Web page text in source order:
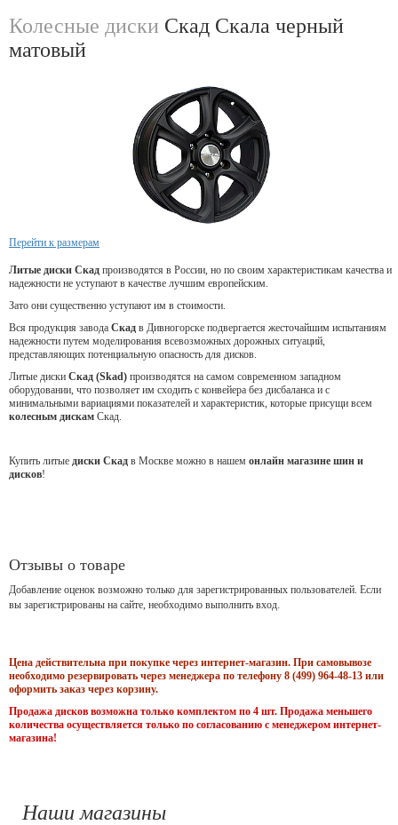
Колесные диски Скад Скала черный
матовый
Перейти к размерам
Литые диски Скад производятся в России, но по своим характеристикам качества и
надежности не уступают в качестве лучшим европейским.
Зато они существенно уступают им в стоимости.
Вся продукция завода Скад в Дивногорске подвергается жесточайшим испытаниям
надежности путем моделирования всевозможных дорожных ситуаций,
представляющих потенциальную опасность для дисков.
Литые диски Скад (Skad) производятся на самом современном западном
оборудовании, что позволяет им сходить с конвейера без дисбаланса и с
минимальными вариациями показателей и характеристик, которые присущи всем
колесным дискам Скад.
Купить литые диски Скад в Москве можно в нашем онлайн магазине шин и
дисков!
Отзывы о товаре
Добавление оценок возможно только для зарегистрированных пользователей. Если
вы зарегистрированы на сайте, необходимо выполнить вход.
Цена действительна при покупке через интернет-магазин. При самовывозе
необходимо резервировать через менеджера по телефону 8 (499) 964-48-13 или
оформить заказ через корзину.
Продажа дисков возможна только комплектом по 4 шт. Продажа меньшего
количества осуществляется только по согласованию с менеджером интернет-
магазина!
Наши магазины